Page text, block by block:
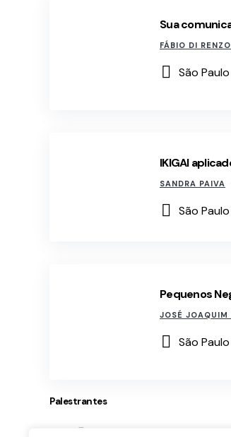
Sua
FÁBIO DI RENZO
São Paulo
IKIGAI
SANDRA PAIVA
São Paulo
Pequenos
JOSÉ JOAQUIM
São Paulo
Palestrantes